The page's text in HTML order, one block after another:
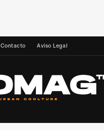
Contacto Aviso Legal